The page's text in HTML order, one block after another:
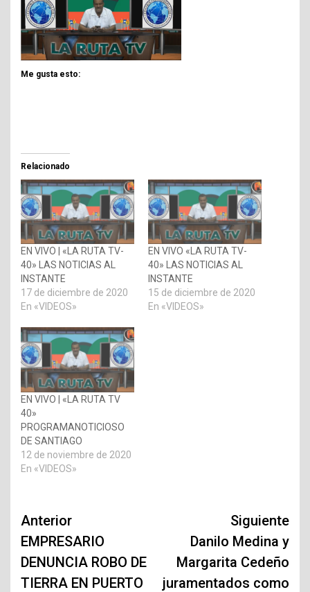
Me gusta esto:
Relacionado
EN VIVO | «LA RUTA TV-
40» LAS NOTICIAS AL
INSTANTE
17 de diciembre de 2020
En «VIDEOS»
EN VIVO «LA RUTA TV-
40» LAS NOTICIAS AL
INSTANTE
15 de diciembre de 2020
En «VIDEOS»
EN VIVO | «LA RUTA TV
40»
PROGRAMANOTICIOSO
DE SANTIAGO
12 de noviembre de 2020
En «VIDEOS»
Navegación
de
entradas
Anterior
EMPRESARIO
DENUNCIA ROBO DE
TIERRA EN PUERTO
Siguiente
Danilo Medina y
Margarita Cedeño
juramentados como